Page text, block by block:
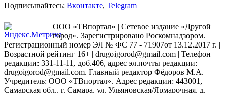
Подписывайтесь: Вконтакте, Telegram
ООО «ТВпортал» | Сетевое издание «Другой
город». Зарегистрировано Роскомнадзором.
Регистрационный номер ЭЛ № ФС 77 - 71907от 13.12.2017 г. |
Возрастной рейтинг 16+ | drugoigorod@gmail.com | Телефон
редакции: 331-11-11, доб.406, адрес эл.почты редакции:
drugoigorod@gmail.com. Главный редактор Фёдоров М.А.
Учредитель: ООО «ТВпортал». Адрес редакции: 443001,
Самарская обл., г. Самара, ул. Ульяновская/Ярмарочная, д.